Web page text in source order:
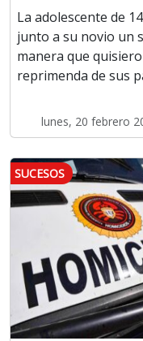
La adolescente de
junto a su novio un
manera que
reprimenda de sus
lunes, 20 febrero
SUCESOS